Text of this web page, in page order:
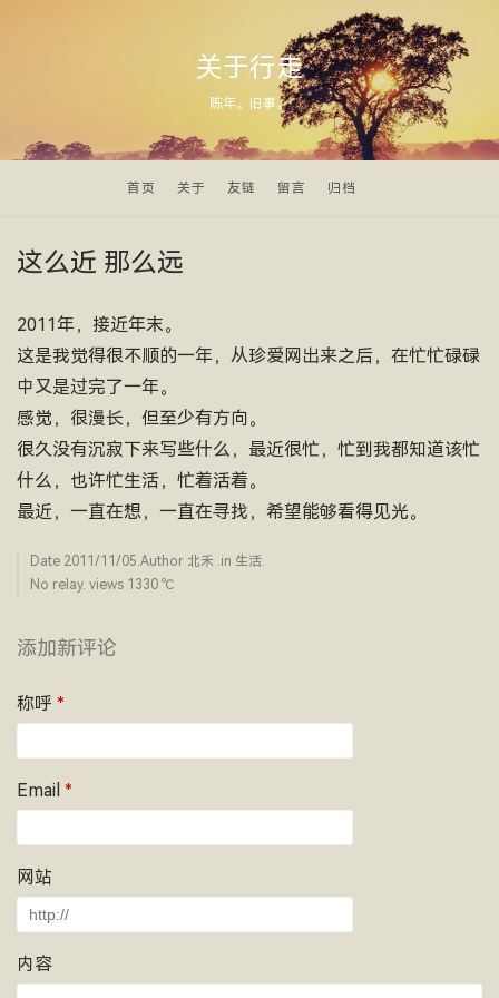
关于行走
陈年。旧事。
首页 关于 友链 留言 归档
这么近 那么远
2011年，接近年末。
这是我觉得很不顺的一年，从珍爱网出来之后，在忙忙碌碌
中又是过完了一年。
感觉，很漫长，但至少有方向。
很久没有沉寂下来写些什么，最近很忙，忙到我都知道该忙
什么，也许忙生活，忙着活着。
最近，一直在想，一直在寻找，希望能够看得见光。
Date 2011/11/05.Author 北禾 .in 生活.
No relay. views 1330 ­℃
添加新评论
称呼 *
Email *
网站
内容